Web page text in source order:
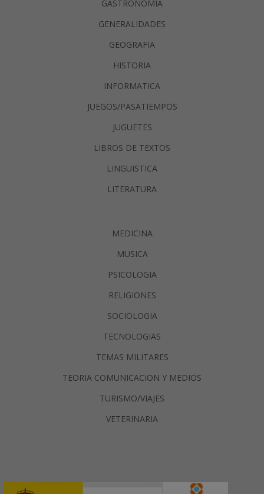
GASTRONOMIA
GENERALIDADES
GEOGRAFIA
HISTORIA
INFORMATICA
JUEGOS/PASATIEMPOS
JUGUETES
LIBROS DE TEXTOS
LINGUISTICA
LITERATURA
MEDICINA
MUSICA
PSICOLOGIA
RELIGIONES
SOCIOLOGIA
TECNOLOGIAS
TEMAS MILITARES
TEORIA COMUNICACION Y MEDIOS
TURISMO/VIAJES
VETERINARIA